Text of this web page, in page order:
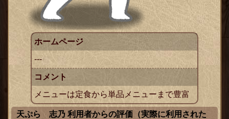
ホームページ
---
コメント
メニューは定食から単品メニューまで豊富
天ぷら 志乃 利用者からの評価（実際に利用された